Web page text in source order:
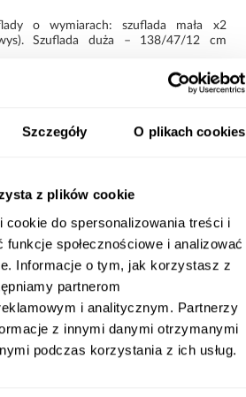
Szczegóły O plikach cookies
z plików cookie
do spersonalizowania treści i
funkcje społecznościowe i analizować
Informacje o tym, jak korzystasz z
partnerom
i analitycznym. Partnerzy
z innymi danymi otrzymanymi
podczas korzystania z ich usług.
o wymiarach: szuflada mała x2
Szuflada duża – 138/47/12 cm
Do pobrania